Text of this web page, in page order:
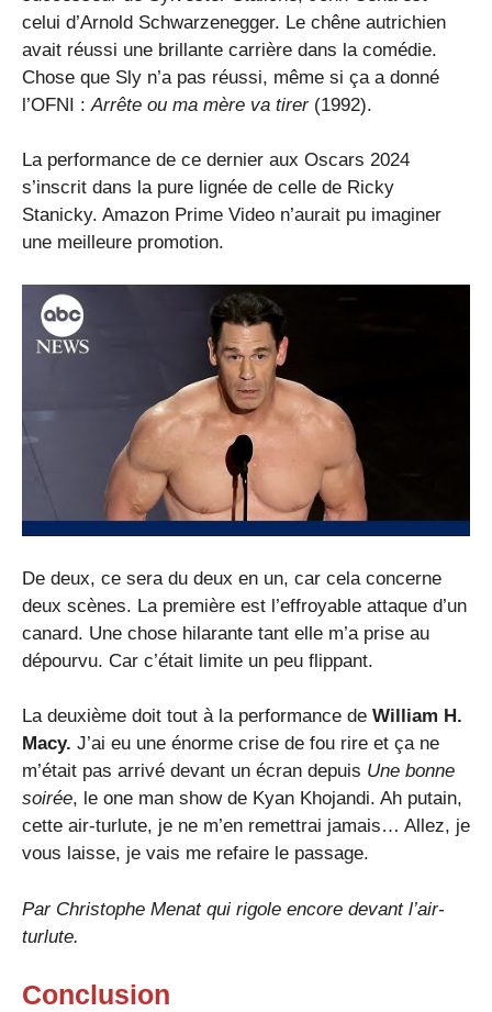
celui d’Arnold Schwarzenegger. Le chêne autrichien
avait réussi une brillante carrière dans la comédie.
Chose que Sly n’a pas réussi, même si ça a donné
l’OFNI : Arrête ou ma mère va tirer(1992).
La performance de ce dernier aux Oscars 2024
s’inscrit dans la pure lignée de celle de Ricky
Stanicky. Amazon Prime Video n’aurait pu imaginer
une meilleure promotion.
De deux, ce sera du deux en un, car cela concerne
deux scènes. La première est l’effroyable attaque d’un
canard. Une chose hilarante tant elle m’a prise au
dépourvu. Car c’était limite un peu flippant.
La deuxième doit tout à la performance de William H.
Macy. J’ai eu une énorme crise de fou rire et ça ne
m’était pas arrivé devant un écran depuis Une bonne
soirée, le one man show de Kyan Khojandi. Ah putain,
cette air-turlute, je ne m’en remettrai jamais… Allez, je
vous laisse, je vais me refaire le passage.
Par Christophe Menatqui rigole encore devant l’air-
turlute.
Conclusion